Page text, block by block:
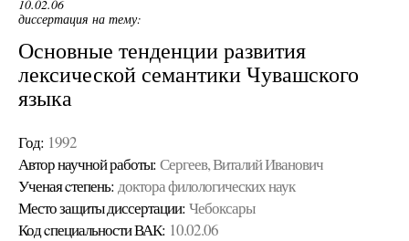
10.02.06
диссертация на тему:
Основные тенденции развития
лексической семантики Чувашского
языка
Год: 1992
Автор научной работы: Сергеев, Виталий Иванович
Ученая cтепень: доктора филологических наук
Место защиты диссертации: Чебоксары
Код cпециальности ВАК: 10.02.06